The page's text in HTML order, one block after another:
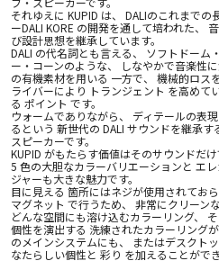
それゆえに KUPID は、 DALIのこれまで
ーDALI KORE の開発を通して培われた、
び設計思想を継承しています。
DALI の代名詞とも言える、 ソフトドーム
ー・コーンのような、 しなやかで音楽性
の有機素材を用いる 一方で、 機械的ロス
ライバーにより トランジェント を高めて
る ポイント です。
ウォームでありながら、 ディテールの表
るという 新世代の DALI サウンドを継承
スピーカーです。
KUPID がもたらす価値はそのサウンドだけ
5 色の大胆なカラーバリエーションと エ
ジャーも大きな魅力です。
目に見える 箇所にはネジが使用されてお
マグネット で行うため、 非常にクリーン
どんな空間にも溶け込むカラーリング、
個性を演出する 洗練されたカラーリング
のメインシステムにも、 またはデスクト
なたらしい個性と 彩り を加えることができ